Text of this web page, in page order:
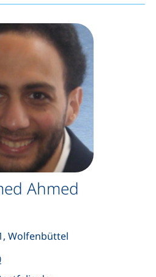
Ahmed
Wolfenbüttel
(startet einen Telefonanruf,